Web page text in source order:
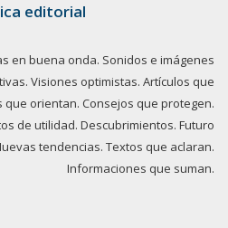
editorial
en buena onda. Sonidos e imágenes
Visiones optimistas. Artículos que
orientan. Consejos que protegen.
de utilidad. Descubrimientos. Futuro
tendencias. Textos que aclaran.
Informaciones que suman.